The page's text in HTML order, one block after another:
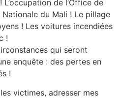
L’occupation de l’Office de
du Mali ! Le pillage
! Les voitures incendiées
!
qui seront
enquête : des pertes en
!
victimes, adresser mes